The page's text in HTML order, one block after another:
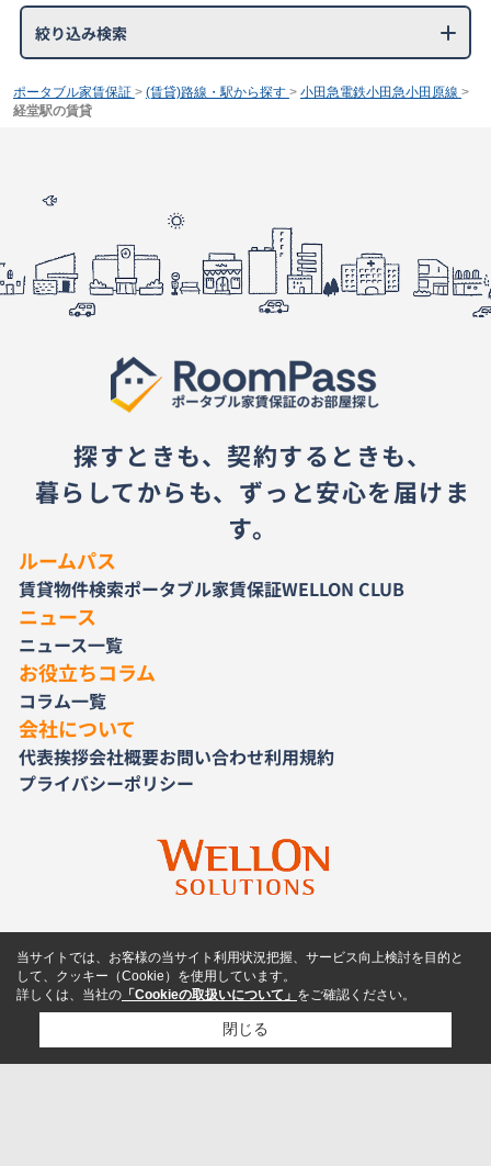
絞り込み検索
ポータブル家賃保証 > (賃貸)路線・駅から探す > 小田急電鉄小田急小田原線 >
経堂駅の賃貸
探すときも、契約するときも、
暮らしてからも、ずっと安心を届けま
す。
ルームパス
賃貸物件検索ポータブル家賃保証WELLON CLUB
ニュース
ニュース一覧
お役立ちコラム
コラム一覧
会社について
代表挨拶会社概要お問い合わせ利用規約
プライバシーポリシー
当サイトでは、お客様の当サイト利用状況把握、サービス向上検討を目的と
して、クッキー（Cookie）を使用しています。
詳しくは、当社の 「Cookieの取扱いについて」 をご確認ください。
閉じる